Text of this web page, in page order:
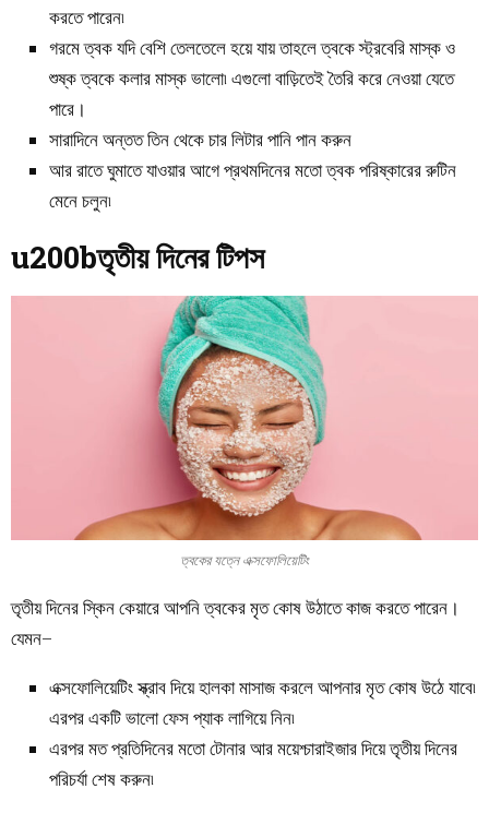
করতে পারেন৷
গরমে ত্বক যদি বেশি তেলতেলে হয়ে যায় তাহলে ত্বকে স্ট্রবেরি মাস্ক ও
শুষ্ক ত্বকে কলার মাস্ক ভালো৷ এগুলো বাড়িতেই তৈরি করে নেওয়া যেতে
পারে।
সারাদিনে অন্তত তিন থেকে চার লিটার পানি পান করুন
আর রাতে ঘুমাতে যাওয়ার আগে প্রথমদিনের মতো ত্বক পরিষ্কারের রুটিন
মেনে চলুন৷
u200bতৃতীয় দিনের টিপস
ত্বকের যত্নে এক্সফোলিয়েটিং
তৃতীয় দিনের স্কিন কেয়ারে আপনি ত্বকের মৃত কোষ উঠাতে কাজ করতে পারেন।
যেমন–
এক্সফোলিয়েটিং স্ক্রাব দিয়ে হালকা মাসাজ করলে আপনার মৃত কোষ উঠে যাবে৷
এরপর একটি ভালো ফেস প্যাক লাগিয়ে নিন৷
এরপর মত প্রতিদিনের মতো টোনার আর ময়েশ্চারাইজার দিয়ে তৃতীয় দিনের
পরিচর্যা শেষ করুন৷